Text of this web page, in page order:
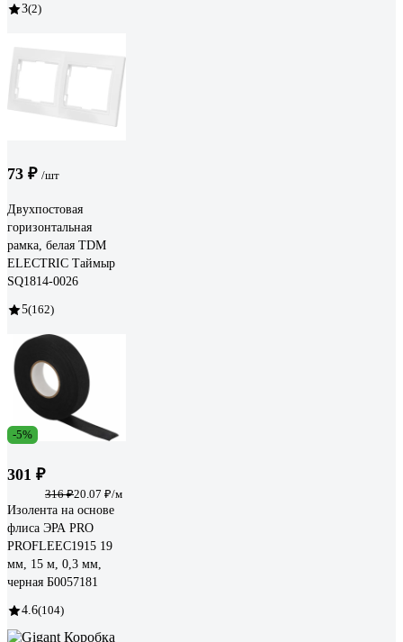
3(2)
73 ₽ /шт
Двухпостовая
горизонтальная
рамка, белая TDM
ELECTRIC Таймыр
SQ1814-0026
5(162)
-5%
301 ₽
316 ₽20.07 ₽/м
Изолента на основе
флиса ЭРА PRO
PROFLEEC1915 19
мм, 15 м, 0,3 мм,
черная Б0057181
4.6(104)